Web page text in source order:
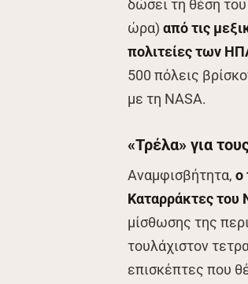
δώσει τη θέση
ώρα) από τις
πολιτείες των
500 πόλεις
με τη NASA.
«Τρέλα» για
Αναμφισβήτητα, ο
Καταρράκτες του
μίσθωσης της
τουλάχιστον
επισκέπτες που